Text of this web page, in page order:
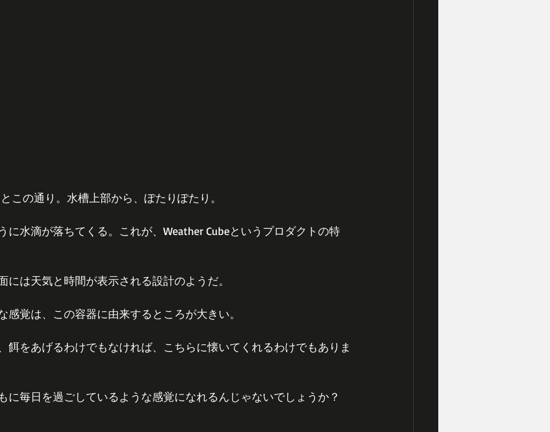
この通り。水槽上部から、ぽたりぽたり。
に水滴が落ちてくる。これが、Weather Cubeというプロダクトの特
には天気と時間が表示される設計のようだ。
感覚は、この容器に由来するところが大きい。
餌をあげるわけでもなければ、こちらに懐いてくれるわけでもありま
に毎日を過ごしているような感覚になれるんじゃないでしょうか？